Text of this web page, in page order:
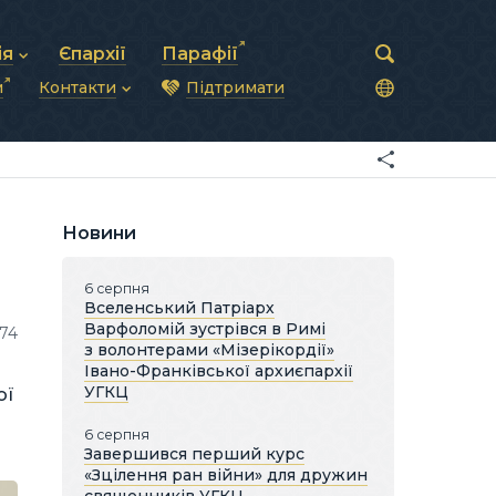
рада
та комунікації
Єпархії Парафії
Контакти
Синоди Єпископів
Патріарша курія
Підтримати
74
Новини
6 серпня
Вселенський Патріарх
Варфоломій зустрівся в Римі
з волонтерами «Мізерікордії»
Івано-Франківської архиєпархії
УГКЦ
6 серпня
Завершився перший курс
«Зцілення ран війни» для дружин